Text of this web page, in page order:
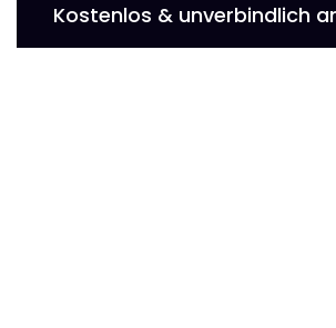
Kostenlos & unverbindlich